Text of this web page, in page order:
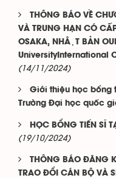
THÔNG BÁO VỀ
VÀ TRUNG HẠN CÓ
OSAKA, NHẬT BẢN
UniversityInternational
(14/11/2024)
Giới thiệu học bổng
Trường Đại học quốc
HỌC BỔNG TIẾN SĨ
(19/10/2024)
THÔNG BÁO ĐĂNG
TRAO ĐỔI CÁN BỘ VÀ